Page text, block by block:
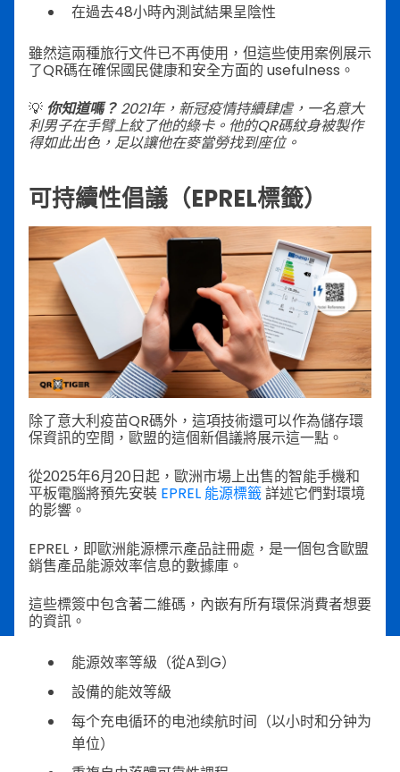
在過去48小時內測試結果呈陰性
雖然這兩種旅行文件已不再使用，但這些使用案例展示
了QR碼在確保國民健康和安全方面的 usefulness。
💡 你知道嗎？ 2021年，新冠疫情持續肆虐，一名意大
利男子在手臂上紋了他的綠卡。他的QR碼紋身被製作
得如此出色，足以讓他在麥當勞找到座位。
可持續性倡議（EPREL標籤）
除了意大利疫苗QR碼外，這項技術還可以作為儲存環
保資訊的空間，歐盟的這個新倡議將展示這一點。
從2025年6月20日起，歐洲市場上出售的智能手機和
平板電腦將預先安裝 EPREL 能源標籤詳述它們對環境
的影響。
EPREL，即歐洲能源標示產品註冊處，是一個包含歐盟
銷售產品能源效率信息的數據庫。
這些標簽中包含著二維碼，內嵌有所有環保消費者想要
的資訊。
能源效率等級（從A到G）
設備的能效等級
每个充电循环的电池续航时间（以小时和分钟为
单位）